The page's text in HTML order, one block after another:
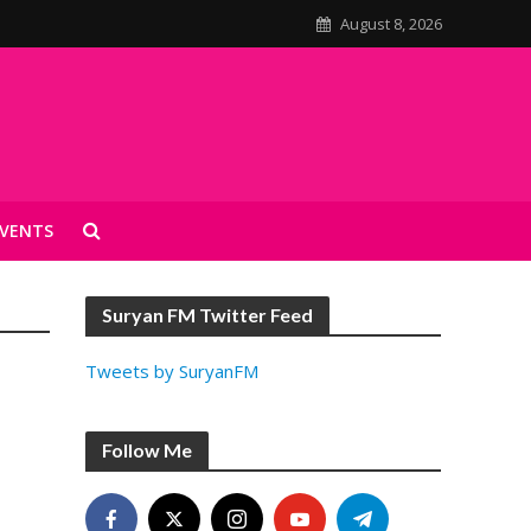
August 8, 2026
Suryan FM Twitter Feed
Tweets by SuryanFM
Follow Me